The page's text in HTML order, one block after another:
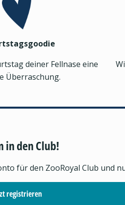
deiner Fellnase eine
Überraschung.
in den Club!
für den ZooRoyal Club und
registrieren